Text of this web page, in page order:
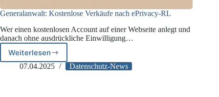
Generalanwalt: Kostenlose Verkäufe nach ePrivacy-RL
Wer einen kostenlosen Account auf einer Webseite anlegt und
danach ohne ausdrückliche Einwilligung…
WeiterlesenGeneralanwalt:
Kostenlose
07.04.2025 Datenschutz-News